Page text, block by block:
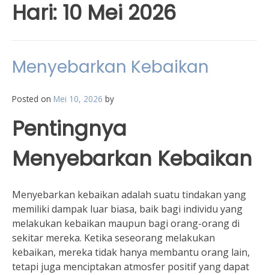
Hari: 10 Mei 2026
Menyebarkan Kebaikan
Posted on Mei 10, 2026 by
Pentingnya
Menyebarkan Kebaikan
Menyebarkan kebaikan adalah suatu tindakan yang
memiliki dampak luar biasa, baik bagi individu yang
melakukan kebaikan maupun bagi orang-orang di
sekitar mereka. Ketika seseorang melakukan
kebaikan, mereka tidak hanya membantu orang lain,
tetapi juga menciptakan atmosfer positif yang dapat